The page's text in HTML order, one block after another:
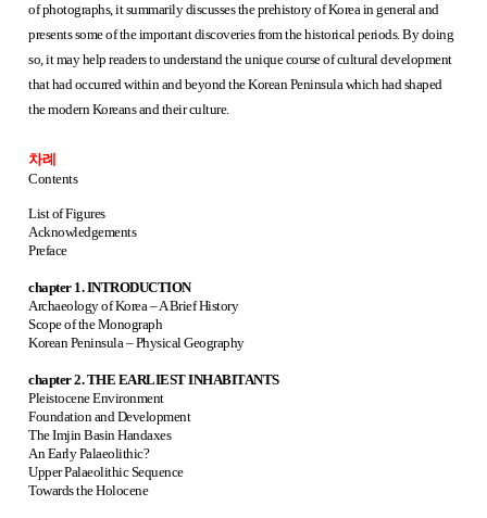
of photographs, it summarily discusses the prehistory of Korea in general and
presents some of the important discoveries from the historical periods. By doing
so, it may help readers to understand the unique course of cultural development
that had occurred within and beyond the Korean Peninsula which had shaped
the modern Koreans and their culture.
차례
Contents
List of Figures
Acknowledgements
Preface
chapter 1. INTRODUCTION
Archaeology of Korea – A Brief History
Scope of the Monograph
Korean Peninsula – Physical Geography
chapter 2. THE EARLIEST INHABITANTS
Pleistocene Environment
Foundation and Development
The Imjin Basin Handaxes
An Early Palaeolithic?
Upper Palaeolithic Sequence
Towards the Holocene